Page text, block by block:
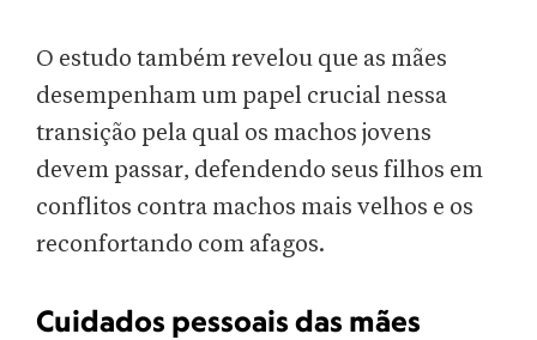
O estudo também revelou que as mães
desempenham um papel crucial nessa
transição pela qual os machos jovens
devem passar, defendendo seus filhos em
conflitos contra machos mais velhos e os
reconfortando com afagos.
Cuidados pessoais das mães